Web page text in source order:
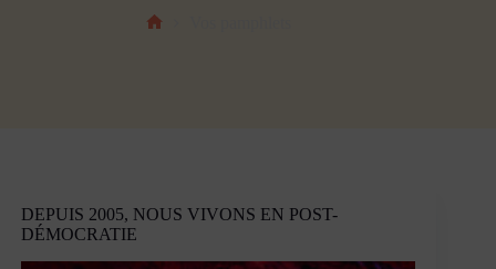
DEPUIS 2005, NOUS VIVONS EN POST-
DÉMOCRATIE